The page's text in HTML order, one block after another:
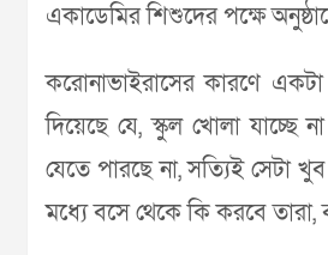
একাডেমির শিশুদের পক্ষে
করোনাভাইরাসের কারণে
দিয়েছে যে, স্কুল খোলা যাচ্ছে
যেতে পারছে না, সত্যিই সেটা
মধ্যে বসে থেকে কি করবে তারা,